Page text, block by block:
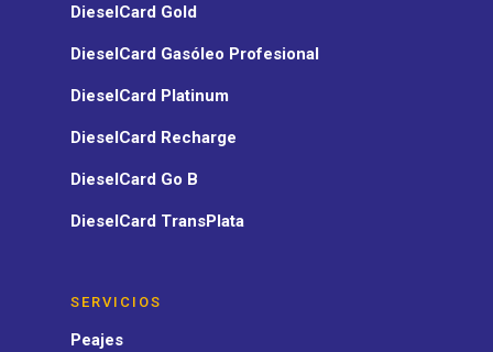
DieselCard Gold
DieselCard Gasóleo Profesional
DieselCard Platinum
DieselCard Recharge
DieselCard Go B
DieselCard TransPlata
SERVICIOS
Peajes